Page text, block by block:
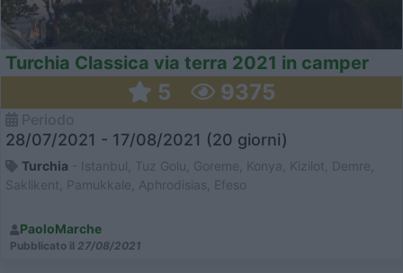
Turchia Classica via terra 2021 in camper
5 9375
28/07/2021 - 17/08/2021 (20 giorni)
Turchia - Istanbul, Tuz Golu, Goreme, Konya, Kizilot, Demre,
Saklikent, Pamukkale, Aphrodisias, Efeso
PaoloMarche
Pubblicato il 27/08/2021